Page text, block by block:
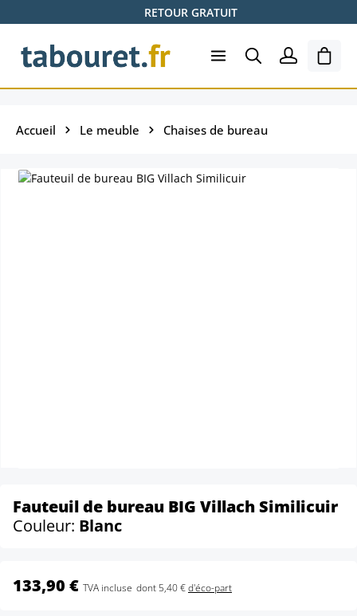
Passer au contenu principalRETOUR GRATUIT
Le
Accueil Le meuble Chaises de bureau
Fauteuil de bureau BIG Villach Similicuir
Couleur: Blanc
133,90 € TVA incluse dont 5,40 €d'éco-part